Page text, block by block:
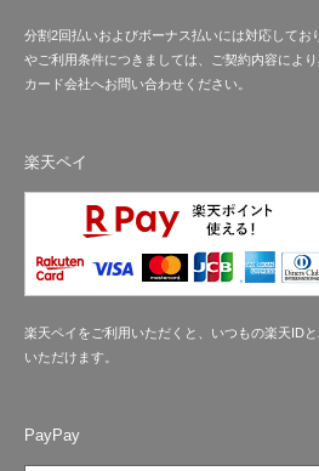
分割2回払いおよびボーナス払いには対応してお
やご利用条件につきましては、ご契約内容によ
カード会社へお問い合わせください。
楽天ペイ
楽天ペイをご利用いただくと、いつもの楽天ID
いただけます。
PayPay